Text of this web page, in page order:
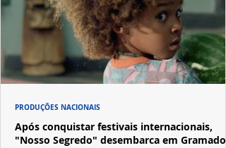
Após conquistar festivais internacionais,
"Nosso Segredo" desembarca em Gramado
PRODUÇÕES NACIONAIS